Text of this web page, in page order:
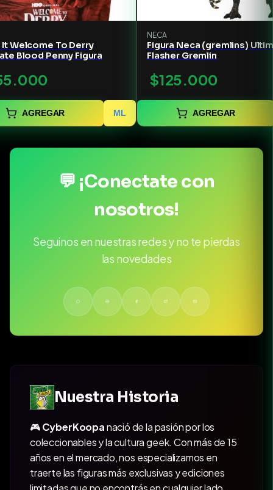
It Welcome To Derry
Blood Penny Figura
AGREGAR ML
NECA
Figura Neca (gremlins)
Flasher Gremlin
$125.000
AGREGAR
💬 ¡Conectate con
nosotros!
Seguinos en nuestras redes y no te pierdas
las novedades
Nuestra Historia
🎮CyberKoopanació de la pasión por los
coleccionables y la cultura geek. Con más de 15
años en el mercado, nos especializamos en
traerte las figuras más exclusivas y ediciones